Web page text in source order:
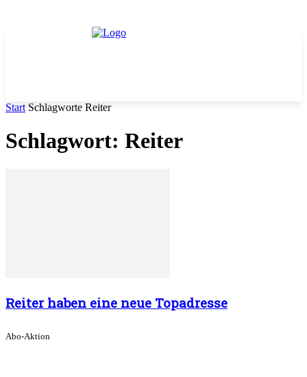
Start Schlagworte Reiter
Schlagwort: Reiter
Reiter haben eine neue Topadresse
Abo-Aktion